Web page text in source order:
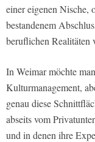
einer eigenen Nische,
bestandenem
beruflichen Realitäten
In Weimar möchte
Kulturmanagement,
genau diese
abseits vom
und in denen ihre